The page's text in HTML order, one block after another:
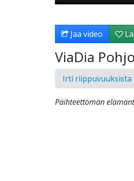
Jaa video
ViaDia
Irti riippuvuuksista
Päihteettömän